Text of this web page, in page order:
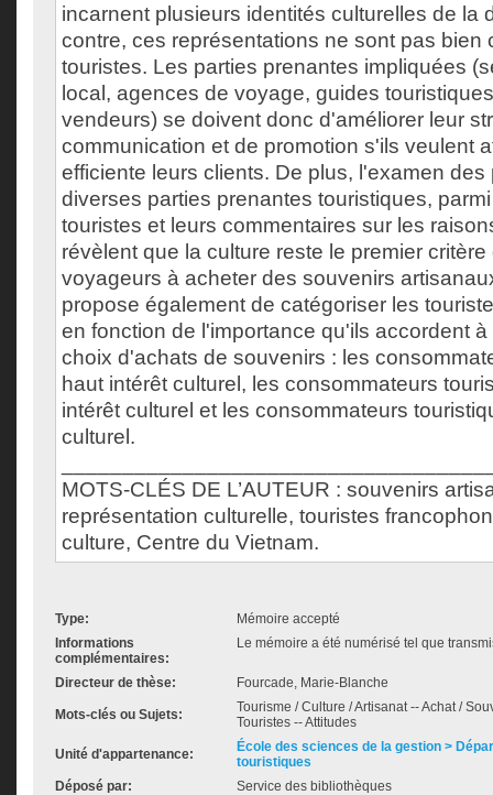
incarnent plusieurs identités culturelles de la
contre, ces représentations ne sont pas bien
touristes. Les parties prenantes impliquées
local, agences de voyage, guides
vendeurs) se doivent donc d'améliorer leur
communication et de promotion s'ils veulent
efficiente leurs clients. De plus, l'examen
diverses parties prenantes touristiques,
touristes et leurs commentaires sur les
révèlent que la culture reste le premier
voyageurs à acheter des souvenirs
propose également de catégoriser les
en fonction de l'importance qu'ils accordent
choix d'achats de souvenirs : les
haut intérêt culturel, les consommateurs
intérêt culturel et les consommateurs
culturel.
MOTS-CLÉS DE L’AUTEUR : souvenirs
représentation culturelle, touristes
culture, Centre du Vietnam.
Type:
Mémoire accepté
Informations
complémentaires:
Le mémoire a été numérisé tel que
Directeur de thèse: Fourcade, Marie-Blanche
Mots-clés ou Sujets:
Tourisme / Culture / Artisanat -- Achat /
Touristes -- Attitudes
Unité d'appartenance:
École des sciences de la gestion >
touristiques
Déposé par:
Service des bibliothèques